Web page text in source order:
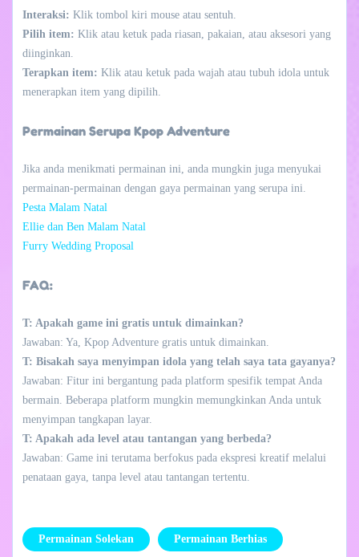
Interaksi: Klik tombol kiri mouse atau sentuh.
Pilih item: Klik atau ketuk pada riasan, pakaian, atau aksesori yang
diinginkan.
Terapkan item: Klik atau ketuk pada wajah atau tubuh idola untuk
menerapkan item yang dipilih.
Permainan Serupa Kpop Adventure
Jika anda menikmati permainan ini, anda mungkin juga menyukai
permainan-permainan dengan gaya permainan yang serupa ini.
Pesta Malam Natal
Ellie dan Ben Malam Natal
Furry Wedding Proposal
FAQ:
T: Apakah game ini gratis untuk dimainkan?
Jawaban: Ya, Kpop Adventure gratis untuk dimainkan.
T: Bisakah saya menyimpan idola yang telah saya tata gayanya?
Jawaban: Fitur ini bergantung pada platform spesifik tempat Anda
bermain. Beberapa platform mungkin memungkinkan Anda untuk
menyimpan tangkapan layar.
T: Apakah ada level atau tantangan yang berbeda?
Jawaban: Game ini terutama berfokus pada ekspresi kreatif melalui
penataan gaya, tanpa level atau tantangan tertentu.
Permainan Solekan Permainan Berhias